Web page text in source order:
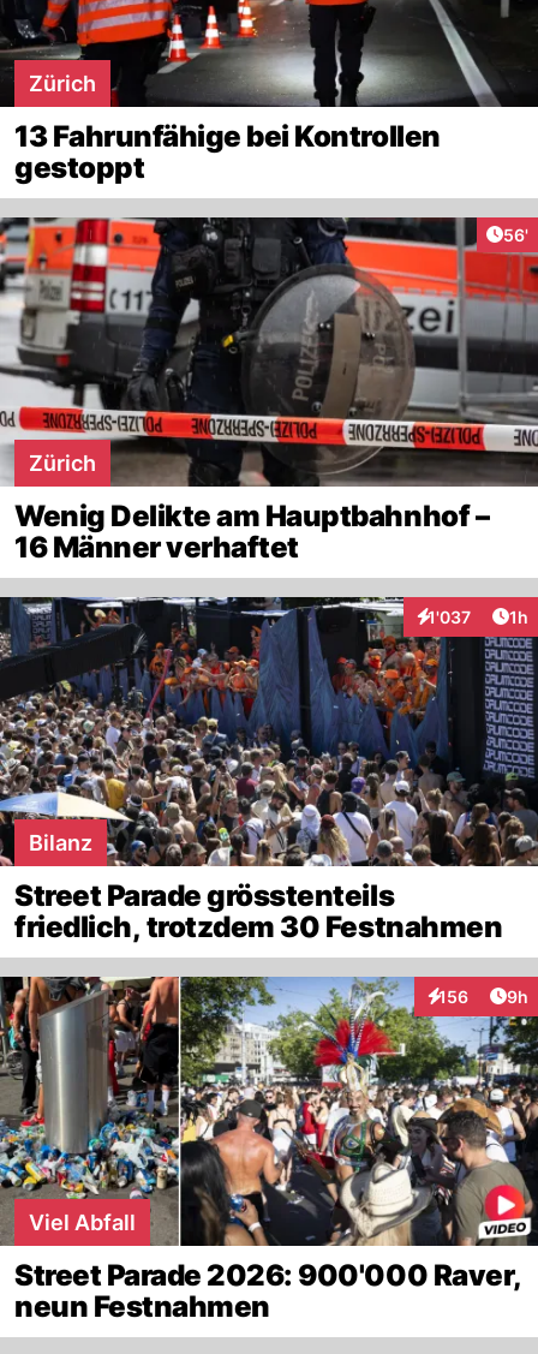
Zürich
13 Fahrunfähige bei Kontrollen
gestoppt
56'
Zürich
Wenig Delikte am Hauptbahnhof –
16 Männer verhaftet
1'037
Interaktionen1h
Bilanz
Street Parade grösstenteils
friedlich, trotzdem 30 Festnahmen
156
Interaktionen
9h
Viel Abfall
Street Parade 2026: 900'000 Raver,
neun Festnahmen